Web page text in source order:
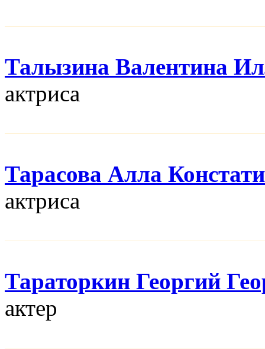
Талызина Валентина
актриса
Тарасова Алла
актриса
Тараторкин Георгий
актер